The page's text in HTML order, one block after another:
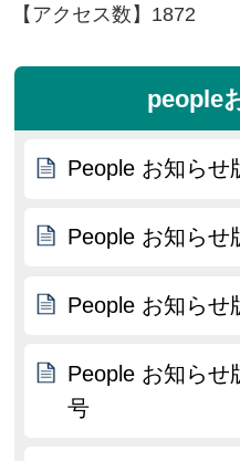
【アクセス数】 1872
people
People お知らせ
People お知らせ
People お知らせ
People お知らせ
号